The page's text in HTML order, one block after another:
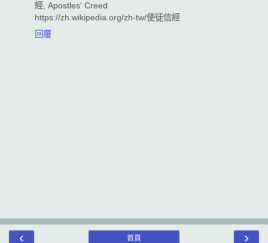
經, Apostles' Creed
https://zh.wikipedia.org/zh-tw/使徒信經
回覆
‹ ›
首頁